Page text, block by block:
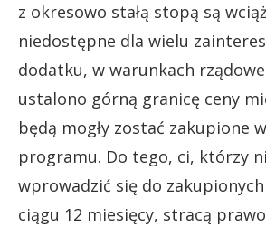
z okresowo stałą stopą są
niedostępne dla wielu
dodatku, w warunkach
ustalono górną granicę ceny
będą mogły zostać zakupione
programu. Do tego, ci, którzy
wprowadzić się do
ciągu 12 miesięcy, stracą